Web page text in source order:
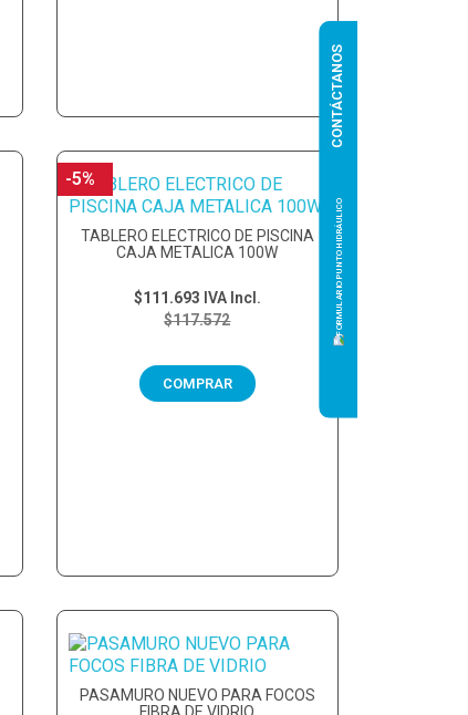
TABLERO ELECTRICO DE PISCINA
CAJA METALICA 100W
$117.572
$111.693 IVA Incl.
COMPRAR
-5%
PASAMURO NUEVO PARA FOCOS
CONTÁCTANOS